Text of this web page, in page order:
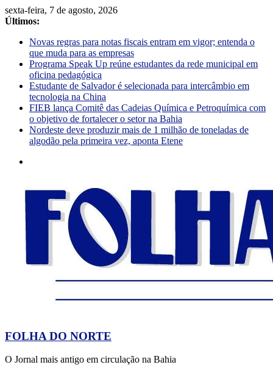
sexta-feira, 7 de agosto, 2026
Últimos:
Novas regras para notas fiscais entram em vigor; entenda o
que muda para as empresas
Programa Speak Up reúne estudantes da rede municipal em
oficina pedagógica
Estudante de Salvador é selecionada para intercâmbio em
tecnologia na China
FIEB lança Comitê das Cadeias Química e Petroquímica com
o objetivo de fortalecer o setor na Bahia
Nordeste deve produzir mais de 1 milhão de toneladas de
algodão pela primeira vez, aponta Etene
FOLHA DO NORTE
O Jornal mais antigo em circulação na Bahia